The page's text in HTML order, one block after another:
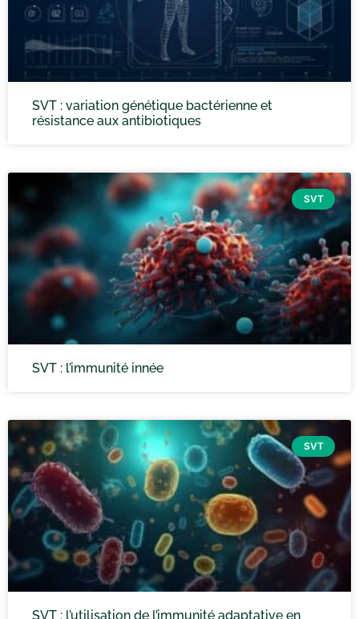
SVT : variation génétique bactérienne et
résistance aux antibiotiques
SVT
SVT : l’immunité innée
SVT
SVT : l’utilisation de l’immunité adaptative en